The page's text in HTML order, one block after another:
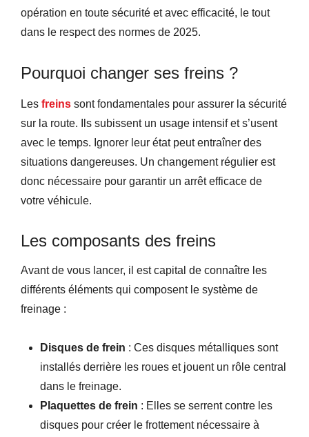
opération en toute sécurité et avec efficacité, le tout
dans le respect des normes de 2025.
Pourquoi changer ses freins ?
Les freins sont fondamentales pour assurer la sécurité
sur la route. Ils subissent un usage intensif et s’usent
avec le temps. Ignorer leur état peut entraîner des
situations dangereuses. Un changement régulier est
donc nécessaire pour garantir un arrêt efficace de
votre véhicule.
Les composants des freins
Avant de vous lancer, il est capital de connaître les
différents éléments qui composent le système de
freinage :
Disques de frein : Ces disques métalliques sont
installés derrière les roues et jouent un rôle central
dans le freinage.
Plaquettes de frein : Elles se serrent contre les
disques pour créer le frottement nécessaire à